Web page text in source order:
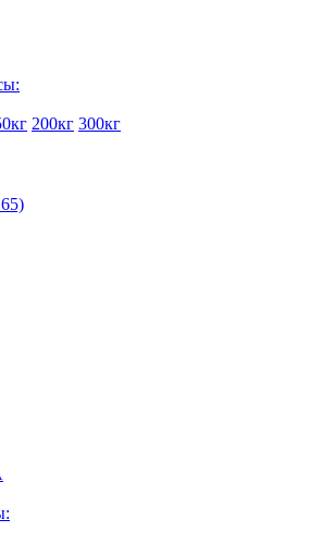
200кг 300кг